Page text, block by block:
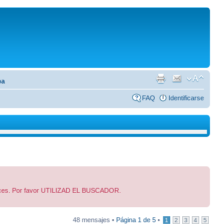
FAQ Identificarse
Por favor UTILIZAD EL BUSCADOR.
48 mensajes • Página 1 de 5 • 1 2 3 4 5